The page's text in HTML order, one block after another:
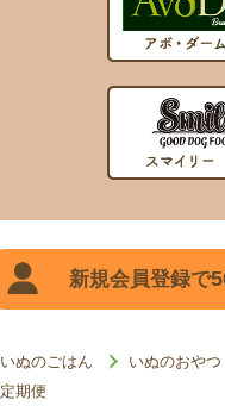
新規会員登録で
いぬのごはん いぬのおやつ
定期便